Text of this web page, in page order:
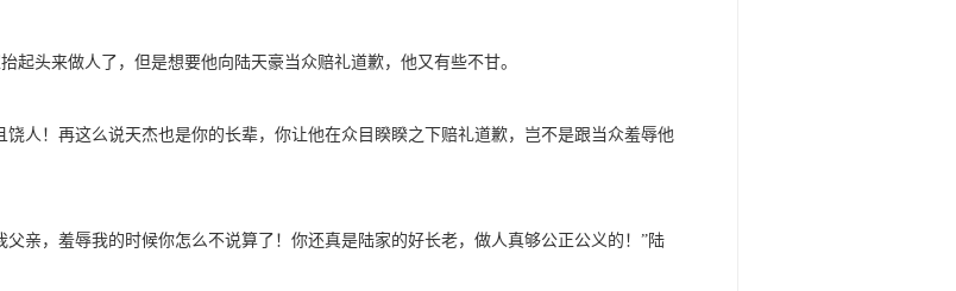
起头来做人了，但是想要他向陆天豪当众赔礼道歉，他又有些不甘。
人！再这么说天杰也是你的长辈，你让他在众目睽睽之下赔礼道歉，岂不是跟当众羞辱他
亲，羞辱我的时候你怎么不说算了！你还真是陆家的好长老，做人真够公正公义的！”陆